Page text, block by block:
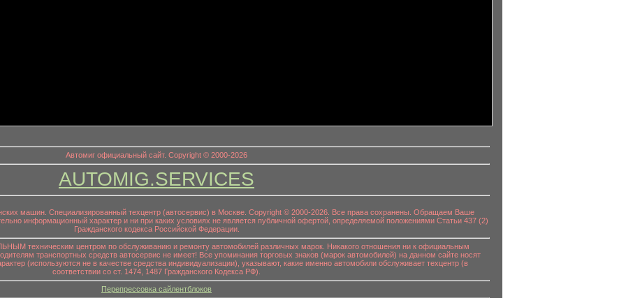
Автомиг официальный сайт. Copyright © 2000-2026
AUTOMIG.SERVICES
машин. Специализированный техцентр (автосервис) в Москве. Copyright © 2000-2026. Все права сохранены. Обращаем Ваше
информационный характер и ни при каких условиях не является публичной офертой, определяемой положениями Статьи 437 (2)
Гражданского кодекса Российской Федерации.
техническим центром по обслуживанию и ремонту автомобилей различных марок. Никакого отношения ни к официальным
транспортных средств автосервис не имеет! Все упоминания торговых знаков (марок автомобилей) на данном сайте носят
(используются не в качестве средства индивидуализации), указывают, какие именно автомобили обслуживает техцентр (в
соответствии со ст. 1474, 1487 Гражданского Кодекса РФ).
Перепрессовка сайлентблоков